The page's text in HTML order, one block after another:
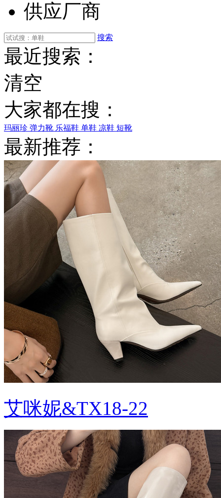
供应厂商
搜索
最近搜索：
清空
大家都在搜：
玛丽珍 弹力靴 乐福鞋 单鞋 凉鞋 短靴
最新推荐：
艾咪妮&TX18-22